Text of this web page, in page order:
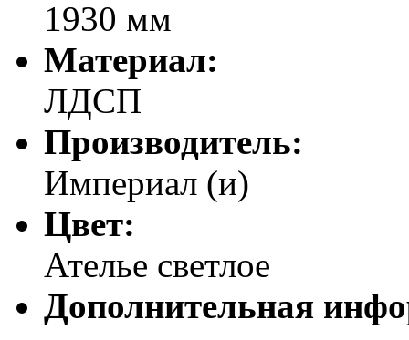
1930 мм
Материал:
ЛДСП
Производитель:
Империал (и)
Цвет:
Ателье светлое
Дополнительная